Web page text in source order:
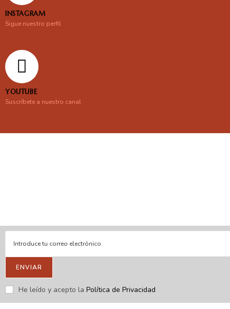
INSTAGRAM
Sigue nuestro perfil
YOUTUBE
Suscríbete a nuestro canal
ENVIAR
He leído y acepto la Política de Privacidad